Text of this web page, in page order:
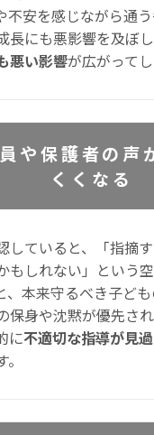
不安を感じながら通
長にも悪影響を及ぼ
悪い影響が広がってし
や保護者の声
くくなる
していると、「指摘
もしれない」という
、本来守るべき子ど
保身や沈黙が優先さ
に不適切な指導が見